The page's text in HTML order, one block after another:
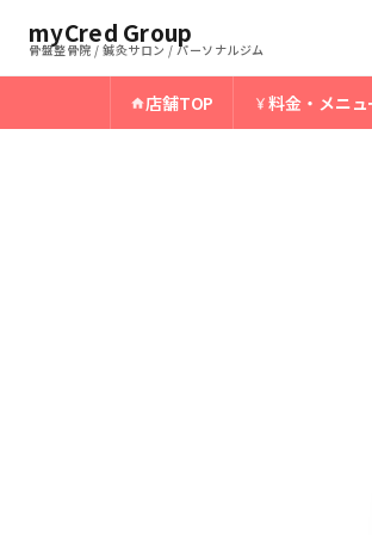
myCred Group
骨盤整骨院 / 鍼灸サロン / パーソナルジム
店舗TOP 料金・メニュ
ホーム › 米沢骨盤整骨院